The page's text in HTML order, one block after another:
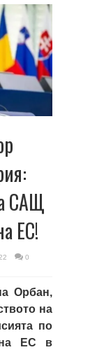
САЩ
ЕС!
0
Орбан,
на
по
на ЕС в